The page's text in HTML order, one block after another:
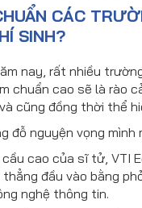
CÁC
SINH?
nay, rất nhiều
chuẩn cao sẽ là rào
cũng đồng thời thể
đỗ nguyện vọng
cầu cao của sĩ tử, VTI
thẳng đầu vào bằng
nghệ thông tin.